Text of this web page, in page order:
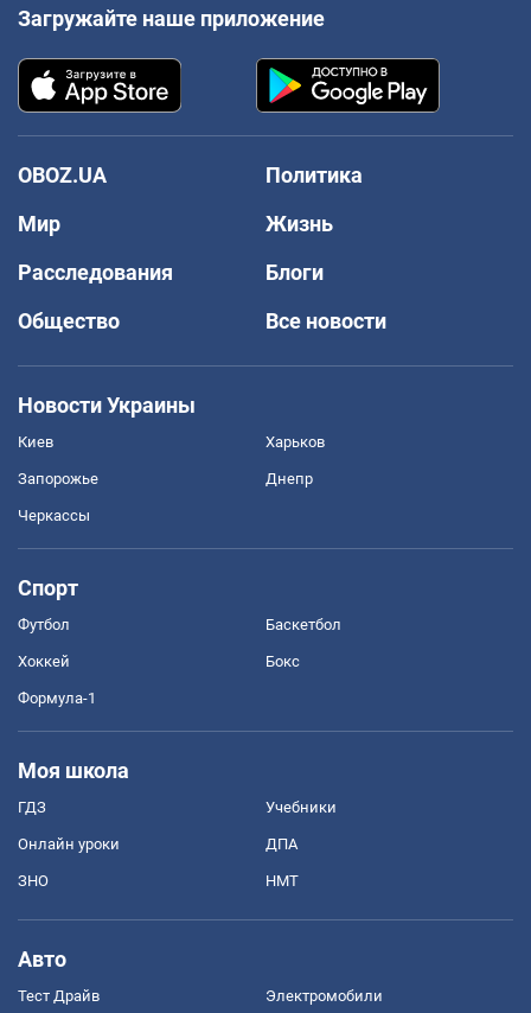
Загружайте наше приложение
OBOZ.UA
Политика
Мир
Жизнь
Расследования
Блоги
Общество
Все новости
Новости Украины
Киев Харьков
Запорожье Днепр
Черкассы
Спорт
Футбол Баскетбол
Хоккей Бокс
Формула-1
Моя школа
ГДЗ Учебники
Онлайн уроки ДПА
ЗНО НМТ
Авто
Тест Драйв Электромобили